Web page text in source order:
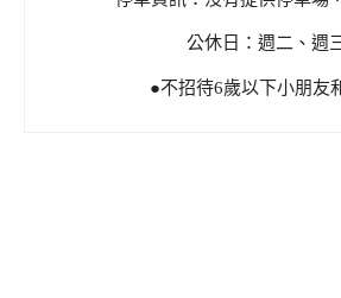
公休日：週二、週
●不招待6歲以下小朋友